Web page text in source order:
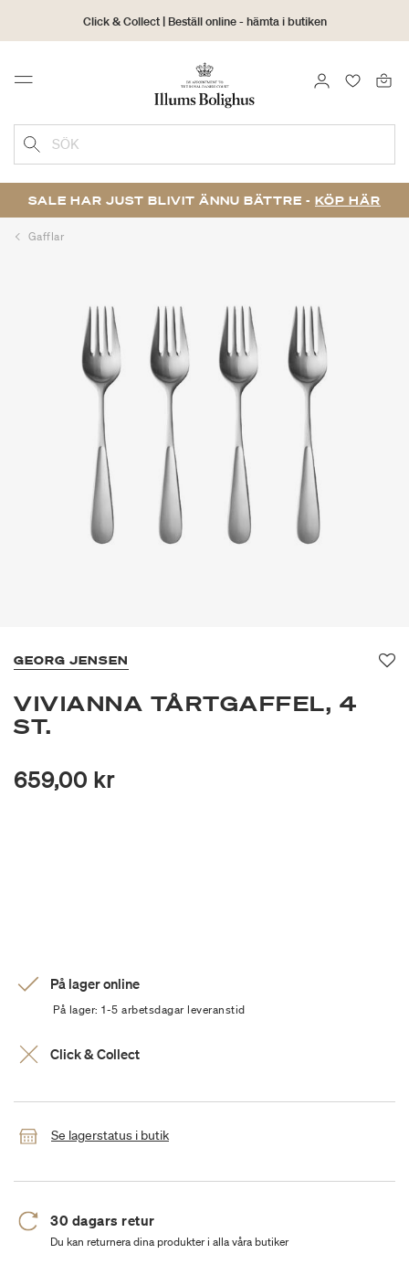
Click & Collect | Beställ online - hämta i butiken
30 dagars returrätt
Menu LOGGA IN
SÖK
SALE HAR JUST BLIVIT ÄNNU BÄTTRE - KÖP HÄR
Gafflar
GEORG JENSEN
VIVIANNA TÅRTGAFFEL, 4
ST.
659,00 kr
På lager online
På lager: 1-5 arbetsdagar leveranstid
Click & Collect
Se lagerstatus i butik
30 dagars retur
Du kan returnera dina produkter i alla våra butiker